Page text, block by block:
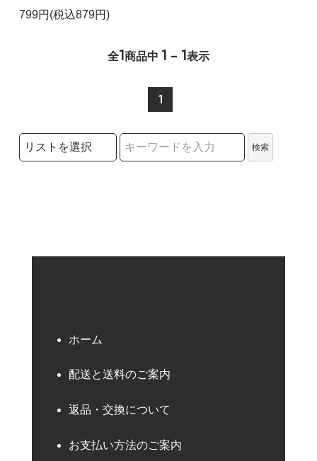
799円(税込879円)
全1商品中 1 - 1表示
1
検索リストの選択
検索
ホーム
配送と送料のご案内
返品・交換について
お支払い方法のご案内